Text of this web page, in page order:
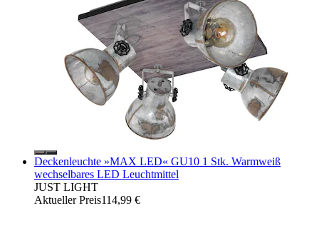
Deckenleuchte »MAX LED« GU10 1 Stk. Warmweiß
wechselbares LED Leuchtmittel
JUST LIGHT
Aktueller Preis114,99 €